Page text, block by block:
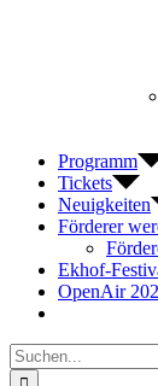
Programm
Tickets
Neuigkeiten
Förderer
Ekhof-
OpenAir
Suche
nach: